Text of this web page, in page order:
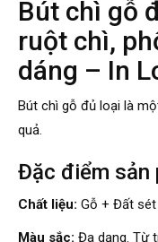
Bút chì gỗ
ruột chì,
dáng – In
Bút chì gỗ đủ loại là
quả.
Đặc điểm sản
Chất liệu: Gỗ + Đất sét
Màu sắc: Đa dạng. Từ